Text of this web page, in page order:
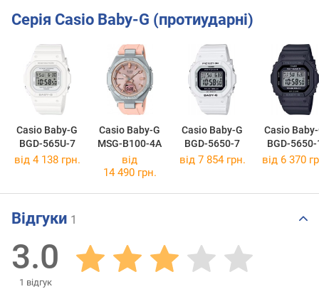
Серія Casio Baby-G (протиударні)
Casio Baby-G
BGD-565U-7
Casio Baby-G
MSG-B100-4A
Casio Baby-G
BGD-5650-7
Casio
BGD-5650-
від 4 138 грн.
від
14 490 грн.
від 7 854 грн. від 6 370
Відгуки 1
3.0
1 відгук